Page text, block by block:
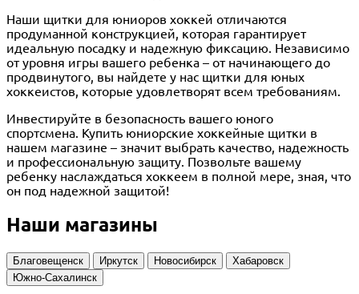
Наши щитки для юниоров хоккей отличаются
продуманной конструкцией, которая гарантирует
идеальную посадку и надежную фиксацию. Независимо
от уровня игры вашего ребенка – от начинающего до
продвинутого, вы найдете у нас щитки для юных
хоккеистов, которые удовлетворят всем требованиям.
Инвестируйте в безопасность вашего юного
спортсмена. Купить юниорские хоккейные щитки в
нашем магазине – значит выбрать качество, надежность
и профессиональную защиту. Позвольте вашему
ребенку наслаждаться хоккеем в полной мере, зная, что
он под надежной защитой!
Наши магазины
Благовещенск Иркутск Новосибирск
Хабаровск
Южно-Сахалинск